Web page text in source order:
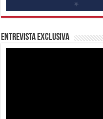
Entrevista Exclusiva